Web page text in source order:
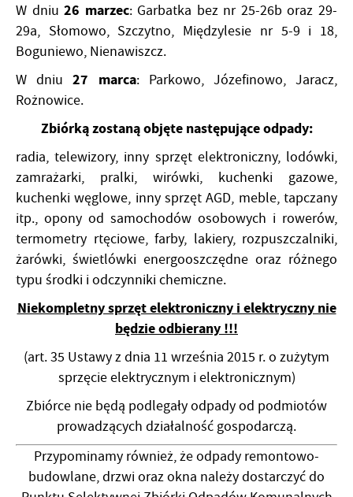
W dniu26 marzec: Garbatka bez nr 25-26b oraz 29-
29a, Słomowo, Szczytno, Międzylesie nr 5-9 i 18,
Boguniewo, Nienawiszcz.
W dniu27 marca: Parkowo, Józefinowo, Jaracz,
Rożnowice.
Zbiórką zostaną objęte następujące odpady:
radia, telewizory, inny sprzęt elektroniczny, lodówki,
zamrażarki, pralki, wirówki, kuchenki gazowe,
kuchenki węglowe, inny sprzęt AGD, meble, tapczany
itp., opony od samochodów osobowych i rowerów,
termometry rtęciowe, farby, lakiery, rozpuszczalniki,
żarówki, świetlówki energooszczędne oraz różnego
typu środki i odczynniki chemiczne.
Niekompletny sprzęt elektroniczny i elektryczny nie
będzie odbierany !!!
(art. 35 Ustawy z dnia 11 września 2015 r. o zużytym
sprzęcie elektrycznym i elektronicznym)
Zbiórce nie będą podlegały odpady od podmiotów
prowadzących działalność gospodarczą.
Przypominamy również, że odpady remontowo-
budowlane, drzwi oraz okna należy dostarczyć do